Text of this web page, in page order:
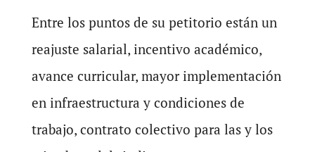
Entre los puntos de su petitorio están un
reajuste salarial, incentivo académico,
avance curricular, mayor implementación
en infraestructura y condiciones de
trabajo, contrato colectivo para las y los